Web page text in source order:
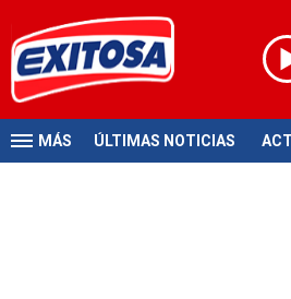
MÁS ÚLTIMAS NOTICIAS